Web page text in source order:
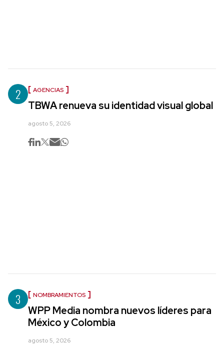
2 AGENCIAS
TBWA renueva su identidad visual global
agosto 5, 2026
3 NOMBRAMIENTOS
WPP Media nombra nuevos líderes para
México y Colombia
agosto 5, 2026